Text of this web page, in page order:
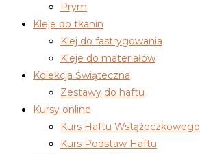
Prym
Kleje do tkanin
Klej do fastrygowania
Kleje do materiałów
Kolekcja Świąteczna
Zestawy do haftu
Kursy online
Kurs Haftu Wstążeczkowego
Kurs Podstaw Haftu